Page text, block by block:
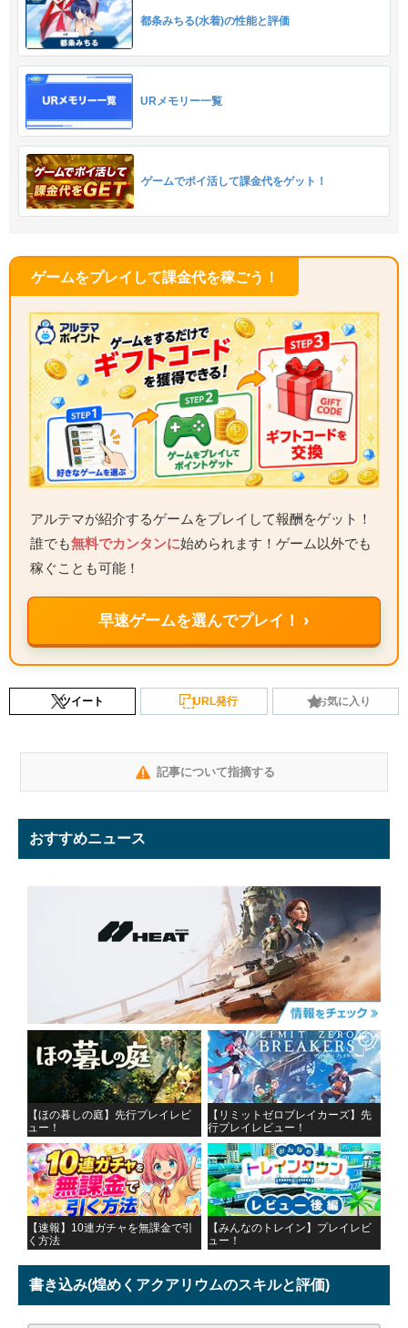
都条みちる(水着)の性能と評価
URメモリー一覧
ゲームでポイ活して課金代をゲット！
ゲームをプレイして課金代を稼ごう！
アルテマが紹介するゲームをプレイして報酬をゲット！
誰でも無料でカンタンに始められます！ゲーム以外でも
稼ぐことも可能！
早速ゲームを選んでプレイ！ ›
ツイート URL発行 お気に入り
記事について指摘する
おすすめニュース
【ほの暮しの庭】先行プレイレビ
ュー！
【リミットゼロブレイカーズ】先
行プレイレビュー！
【速報】10連ガチャを無課金で引
く方法
【みんなのトレイン】プレイレビ
ュー！
書き込み(煌めくアクアリウムのスキルと評価)